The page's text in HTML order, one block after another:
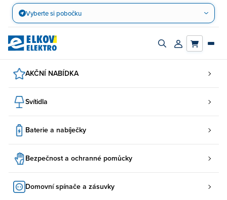
Přejít
obsah
Vyberte si pobočku
Zapnout/vypnout
Přihlásit/
AKČNÍ NABÍDKA
Svítidla
Baterie a nabíječky
Bezpečnost a ochranné pomůcky
Domovní spínače a zásuvky